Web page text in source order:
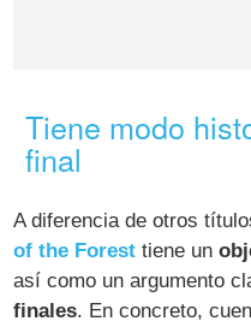
Tiene modo
final
A diferencia de otros
of the Forest tiene un
así como un argumento
finales. En concreto,